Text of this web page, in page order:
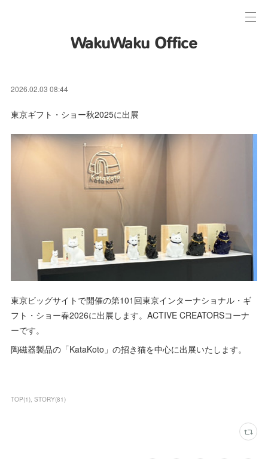
WakuWaku Office
2026.02.03 08:44
東京ギフト・ショー秋2025に出展
東京ビッグサイトで開催の第101回東京インターナショナル・ギ
フト・ショー春2026に出展します。ACTIVE CREATORSコーナ
ーです。
陶磁器製品の「KataKoto」の招き猫を中心に出展いたします。
TOP(1) STORY(81)